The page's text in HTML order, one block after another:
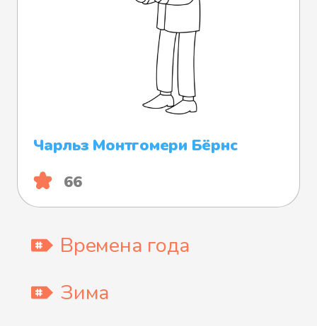
Чарльз Монтгомери Бёрнс
66
Времена года
Зима